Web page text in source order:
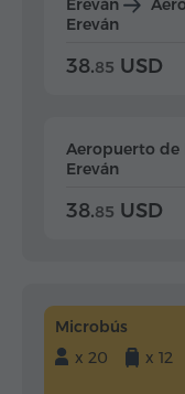
Ereván
Ereván
38.85 USD
Aeropuerto de
Ereván
38.85 USD
Microbús
x 20
x 12